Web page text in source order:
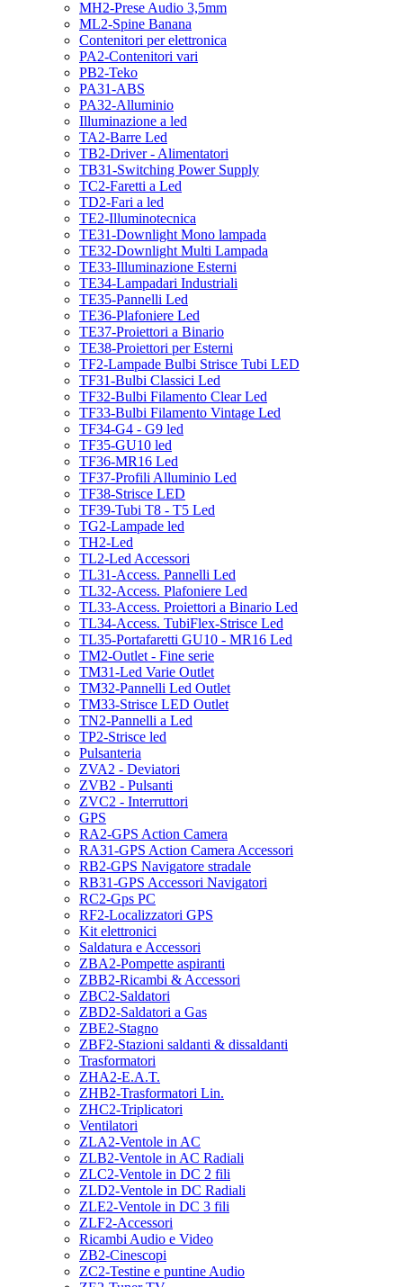
MH2-Prese Audio 3,5mm
ML2-Spine Banana
Contenitori per elettronica
PA2-Contenitori vari
PB2-Teko
PA31-ABS
PA32-Alluminio
Illuminazione a led
TA2-Barre Led
TB2-Driver - Alimentatori
TB31-Switching Power Supply
TC2-Faretti a Led
TD2-Fari a led
TE2-Illuminotecnica
TE31-Downlight Mono lampada
TE32-Downlight Multi Lampada
TE33-Illuminazione Esterni
TE34-Lampadari Industriali
TE35-Pannelli Led
TE36-Plafoniere Led
TE37-Proiettori a Binario
TE38-Proiettori per Esterni
TF2-Lampade Bulbi Strisce Tubi LED
TF31-Bulbi Classici Led
TF32-Bulbi Filamento Clear Led
TF33-Bulbi Filamento Vintage Led
TF34-G4 - G9 led
TF35-GU10 led
TF36-MR16 Led
TF37-Profili Alluminio Led
TF38-Strisce LED
TF39-Tubi T8 - T5 Led
TG2-Lampade led
TH2-Led
TL2-Led Accessori
TL31-Access. Pannelli Led
TL32-Access. Plafoniere Led
TL33-Access. Proiettori a Binario Led
TL34-Access. TubiFlex-Strisce Led
TL35-Portafaretti GU10 - MR16 Led
TM2-Outlet - Fine serie
TM31-Led Varie Outlet
TM32-Pannelli Led Outlet
TM33-Strisce LED Outlet
TN2-Pannelli a Led
TP2-Strisce led
Pulsanteria
ZVA2 - Deviatori
ZVB2 - Pulsanti
ZVC2 - Interruttori
GPS
RA2-GPS Action Camera
RA31-GPS Action Camera Accessori
RB2-GPS Navigatore stradale
RB31-GPS Accessori Navigatori
RC2-Gps PC
RF2-Localizzatori GPS
Kit elettronici
Saldatura e Accessori
ZBA2-Pompette aspiranti
ZBB2-Ricambi & Accessori
ZBC2-Saldatori
ZBD2-Saldatori a Gas
ZBE2-Stagno
ZBF2-Stazioni saldanti & dissaldanti
Trasformatori
ZHA2-E.A.T.
ZHB2-Trasformatori Lin.
ZHC2-Triplicatori
Ventilatori
ZLA2-Ventole in AC
ZLB2-Ventole in AC Radiali
ZLC2-Ventole in DC 2 fili
ZLD2-Ventole in DC Radiali
ZLE2-Ventole in DC 3 fili
ZLF2-Accessori
Ricambi Audio e Video
ZB2-Cinescopi
ZC2-Testine e puntine Audio